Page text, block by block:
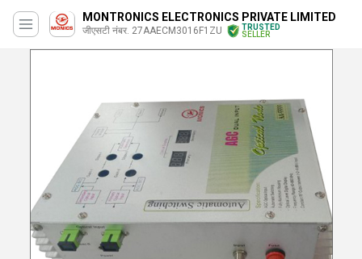
MONTRONICS ELECTRONICS PRIVATE LIMITED
जीएसटी नंबर. 27AAECM3016F1ZU
TRUSTED
SELLER